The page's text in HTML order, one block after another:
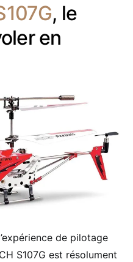
, le
en
de pilotage
S107G est résolument